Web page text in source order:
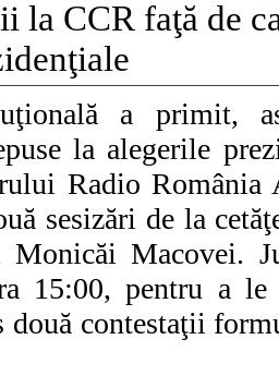
la CCR faţă de
a primit,
la alegerile
Radio
sesizări de la
Monicăi Macovei.
15:00, pentru a le
două contestaţii